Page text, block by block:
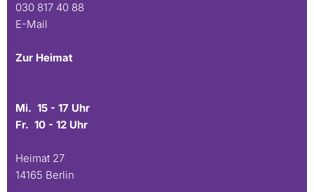
030 817 40 88
E-Mail
Zur Heimat
Mi. 15 - 17 Uhr
Fr. 10 - 12 Uhr
Heimat 27
14165 Berlin